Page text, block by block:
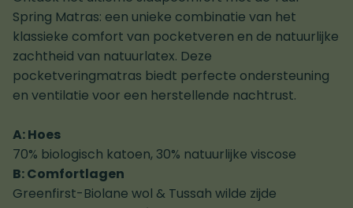
Spring Matras: een unieke combinatie van het
klassieke comfort van pocketveren en de natuurlijke
zachtheid van natuurlatex. Deze
pocketveringmatras biedt perfecte ondersteuning
en ventilatie voor een herstellende nachtrust.
A: Hoes
70% biologisch katoen, 30% natuurlijke viscose
B: Comfortlagen
Greenfirst-Biolane wol & Tussah wilde zijde